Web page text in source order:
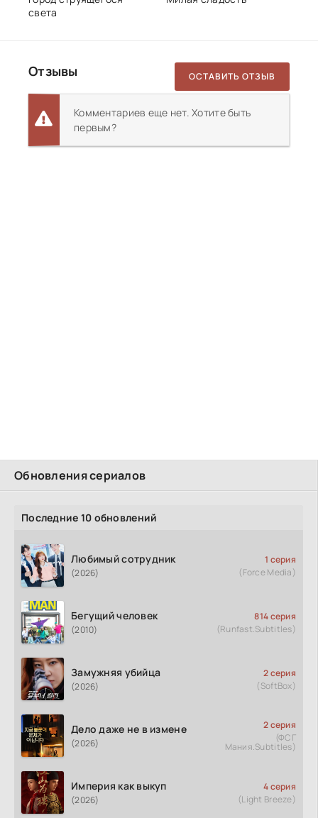
Обновления сериалов
Последние 10 обновлений
Любимый сотрудник
(2026)
1 серия
(Force Media)
Бегущий человек
(2010)
814 серия
(Runfast.Subtitles)
Замужняя убийца
(2026)
2 серия
(SoftBox)
Дело даже не в измене
(2026)
2 серия
(ФСГ
Мания.Subtitles)
Империя как выкуп
(2026)
4 серия
(Light Breeze)
света
Отзывы ОСТАВИТЬ ОТЗЫВ
Комментариев еще нет. Хотите быть
первым?